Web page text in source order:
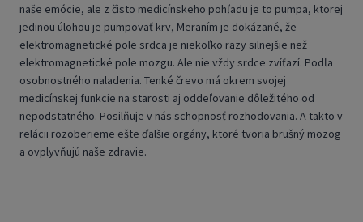
naše emócie, ale z čisto medicínskeho pohľadu je to pumpa, ktorej
jedinou úlohou je pumpovať krv, Meraním je dokázané, že
elektromagnetické pole srdca je niekoľko razy silnejšie než
elektromagnetické pole mozgu. Ale nie vždy srdce zvíťazí. Podľa
osobnostného naladenia. Tenké črevo má okrem svojej
medicínskej funkcie na starosti aj oddeľovanie dôležitého od
nepodstatného. Posilňuje v nás schopnosť rozhodovania. A takto v
relácii rozoberieme ešte ďalšie orgány, ktoré tvoria brušný mozog
a ovplyvňujú naše zdravie.